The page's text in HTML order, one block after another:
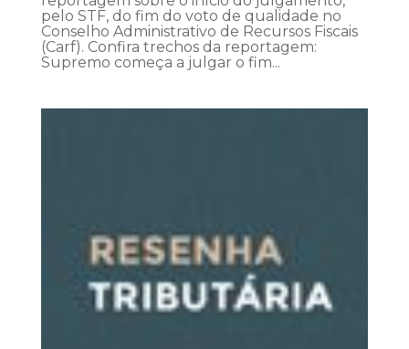
pelo STF, do fim do voto de qualidade no
Conselho Administrativo de Recursos Fiscais
(Carf). Confira trechos da reportagem:
Supremo começa a julgar o fim...